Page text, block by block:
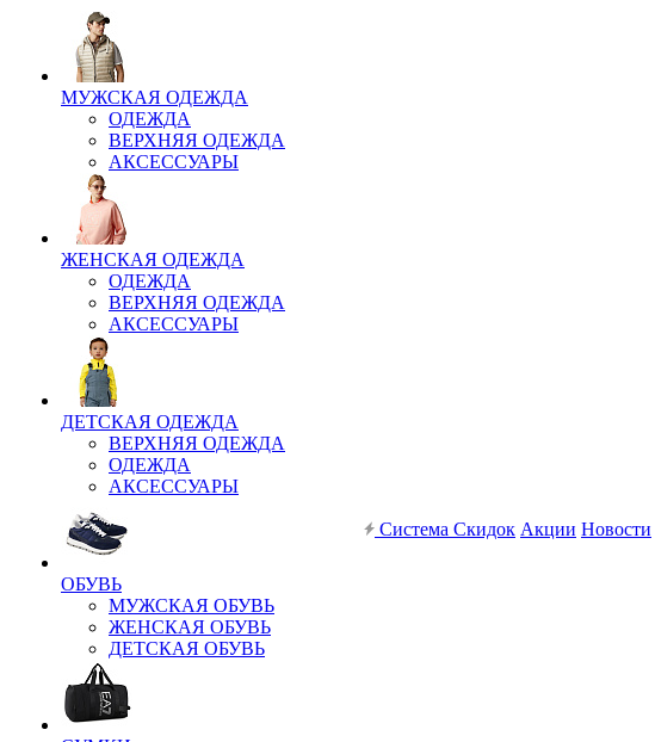
МУЖСКАЯ ОДЕЖДА
ОДЕЖДА
ВЕРХНЯЯ ОДЕЖДА
АКСЕССУАРЫ
ЖЕНСКАЯ ОДЕЖДА
ОДЕЖДА
ВЕРХНЯЯ ОДЕЖДА
АКСЕССУАРЫ
ДЕТСКАЯ ОДЕЖДА
ВЕРХНЯЯ ОДЕЖДА
ОДЕЖДА
АКСЕССУАРЫ
ОБУВЬ
МУЖСКАЯ ОБУВЬ
ЖЕНСКАЯ ОБУВЬ
ДЕТСКАЯ ОБУВЬ
Система Скидок Акции Новости